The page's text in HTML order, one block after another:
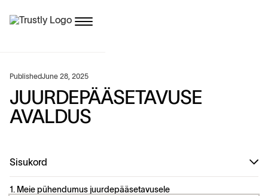
PublishedJune 28, 2025
JUURDEPÄÄSETAVUSE
AVALDUS
Sisukord
1. Meie pühendumus juurdepääsetavusele